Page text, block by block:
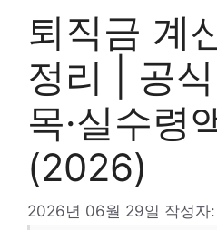
퇴직금 계
정리 | 공
목·실수령
(2026)
2026년 06월 29일 작성자: